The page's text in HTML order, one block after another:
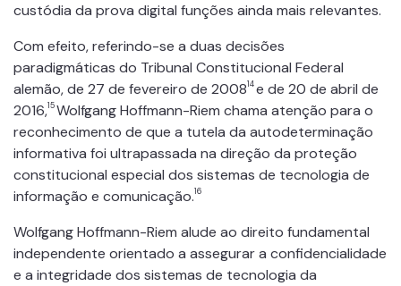
custódia da prova digital funções ainda mais relevantes.
Com efeito, referindo-se a duas decisões
paradigmáticas do Tribunal Constitucional Federal
alemão, de 27 de fevereiro de 200814e de 20 de abril de
2016,15Wolfgang Hoffmann-Riem chama atenção para o
reconhecimento de que a tutela da autodeterminação
informativa foi ultrapassada na direção da proteção
constitucional especial dos sistemas de tecnologia de
informação e comunicação.16
Wolfgang Hoffmann-Riem alude ao direito fundamental
independente orientado a assegurar a confidencialidade
e a integridade dos sistemas de tecnologia da